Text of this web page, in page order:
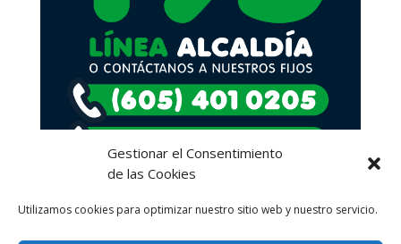
Gestionar el Consentimiento
de las Cookies
Utilizamos cookies para optimizar nuestro sitio web y nuestro servicio.